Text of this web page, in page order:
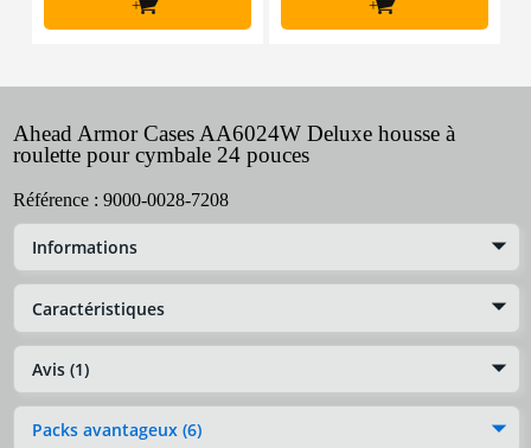
+ +
Ahead Armor Cases AA6024W Deluxe housse à
roulette pour cymbale 24 pouces
Référence : 9000-0028-7208
Informations
Caractéristiques
Avis (1)
Packs avantageux (6)